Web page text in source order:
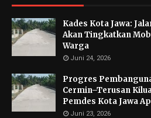
Kades Kota Jawa:
Akan Tingkatkan
Warga
Juni 24, 2026
Progres
Cermin–Terusan
Pemdes Kota Jawa
Juni 23, 2026